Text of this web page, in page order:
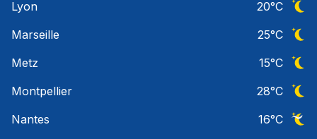
Lyon
20°C
Marseille
25°C
Metz
15°C
Montpellier
28°C
Nantes
16°C